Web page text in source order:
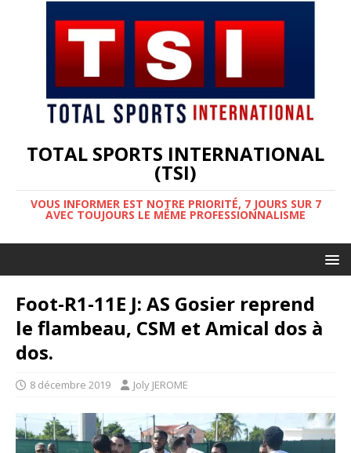
TOTAL SPORTS INTERNATIONAL
(TSI)
VOUS INFORMER EST NOTRE PRIORITÉ, 7 JOURS SUR 7
AVEC TOUJOURS LE MÊME PROFESSIONNALISME
Foot-R1-11E J: AS Gosier reprend
le flambeau, CSM et Amical dos à
dos.
8 décembre 2019 Joly JEROME